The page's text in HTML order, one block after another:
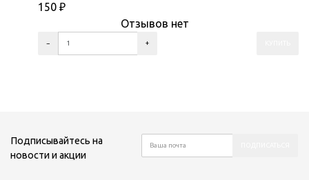
150 ₽
Отзывов нет
Подписывайтесь на
новости и акции